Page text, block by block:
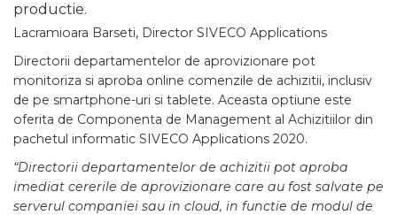
productie.
Lacramioara Barseti, Director SIVECO Applications
Directorii departamentelor de aprovizionare pot
monitoriza si aproba online comenzile de achizitii, inclusiv
de pe smartphone-uri si tablete. Aceasta optiune este
oferita de Componenta de Management al Achizitiilor din
pachetul informatic SIVECO Applications 2020.
“Directorii departamentelor de achizitii pot aproba
imediat cererile de aprovizionare care au fost salvate pe
serverul companiei sau in cloud, in functie de modul de